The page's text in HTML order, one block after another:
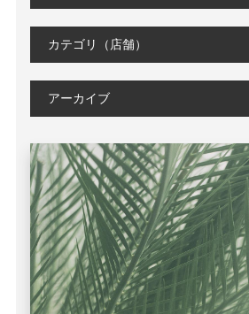
カテゴリ（店舗）
アーカイブ